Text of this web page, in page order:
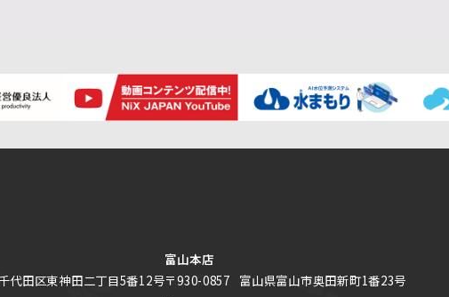
代田区東神田二丁目5番12号
富山本店
〒930-0857 富山県富山市奥田新町1番23号